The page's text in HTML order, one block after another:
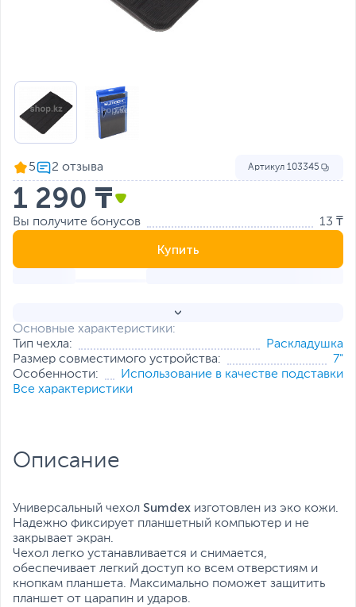
Основные характеристики:
Тип чехла:
Раскладушка
Размер совместимого устройства:
7"
Особенности:
Использование в качестве подставки
Все характеристики
5 Артикул 103345
1 290 ₸
Вы получите бонусов 13 ₸
Купить
Описание
Универсальный чехол Sumdex изготовлен из эко кожи.
Надежно фиксирует планшетный компьютер и не
закрывает экран.
Чехол легко устанавливается и снимается,
обеспечивает легкий доступ ко всем отверстиям и
кнопкам планшета. Максимально поможет защитить
планшет от царапин и ударов.